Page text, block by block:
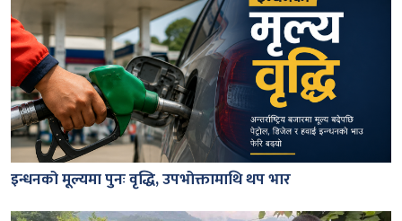
इन्धनको मूल्यमा पुनः वृद्धि, उपभोक्तामाथि थप भार